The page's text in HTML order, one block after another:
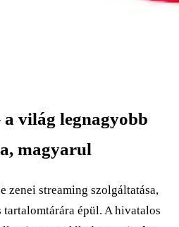
világ legnagyobb
magyarul
zenei streaming szolgáltatása,
tartalomtárára épül. A hivatalos